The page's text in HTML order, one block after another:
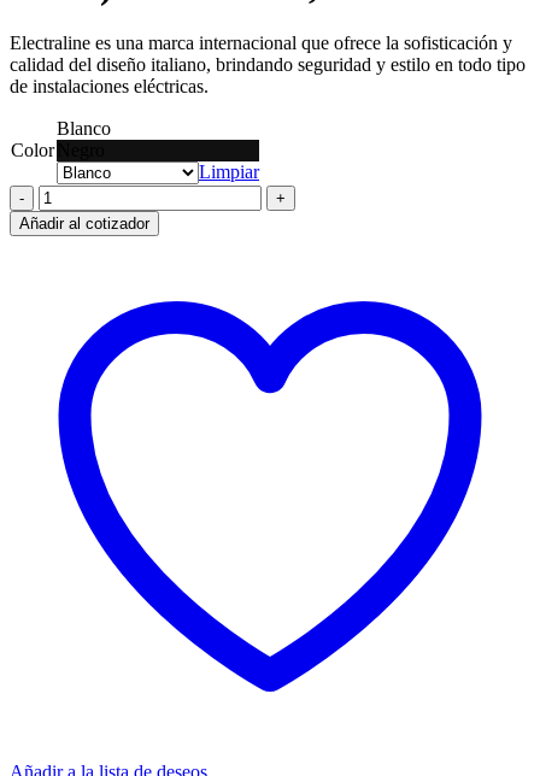
Electraline es una marca internacional que ofrece la sofisticación y
calidad del diseño italiano, brindando seguridad y estilo en todo tipo
de instalaciones eléctricas.
Color
Blanco
Limpiar
Alargue
Electraline
4
3G1
cantidad
Añadir al cotizador